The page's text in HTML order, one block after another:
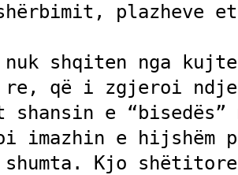
plazheve
që i zgjeroi
e “bisedës”
e hijshëm
Kjo